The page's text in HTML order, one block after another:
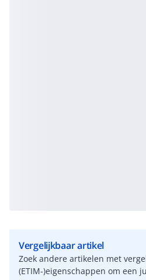
Vergelijkbaar artikel
Zoek andere artikelen met
(ETIM-)eigenschappen om een